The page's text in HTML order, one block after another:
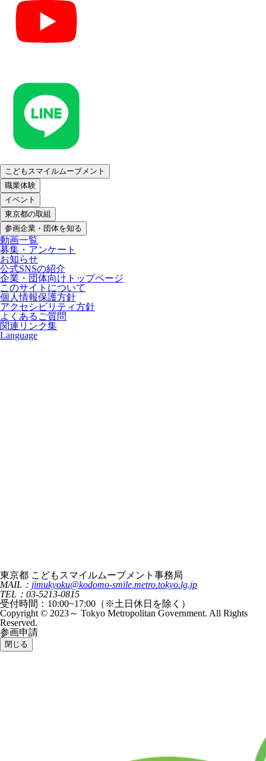
こどもスマイルムーブメント
職業体験
イベント
東京都の取組
参画企業・団体を知る
動画一覧
募集・アンケート
お知らせ
公式SNSの紹介
企業・団体向けトップページ
このサイトについて
個人情報保護方針
アクセシビリティ方針
よくあるご質問
関連リンク集
Language
東京都 こどもスマイルムーブメント事務局
MAIL： jimukyoku@kodomo-smile.metro.tokyo.lg.jp
TEL：03-5213-0815
受付時間：10:00~17:00（※土日休日を除く）
Copyright © 2023～ Tokyo Metropolitan Government. All Rights
Reserved.
参画申請
閉じる